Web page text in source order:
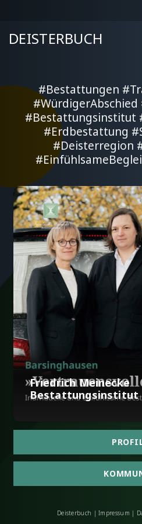
DEISTERBUCH
#Bestattungen
#Bestattungsinstitut
#Erdbestattung
#Deisterregion
Friedrich Meinecke
Bestattungsinstitut
Deisterbuch |Impressum |